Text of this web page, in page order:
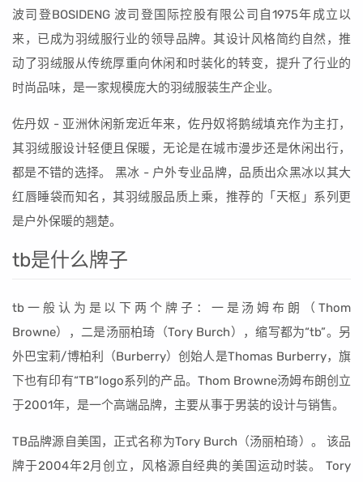
波司登BOSIDENG 波司登国际控股有限公司自1975年成立以
来，已成为羽绒服行业的领导品牌。其设计风格简约自然，推
动了羽绒服从传统厚重向休闲和时装化的转变，提升了行业的
时尚品味，是一家规模庞大的羽绒服装生产企业。
佐丹奴 - 亚洲休闲新宠近年来，佐丹奴将鹅绒填充作为主打，
其羽绒服设计轻便且保暖，无论是在城市漫步还是休闲出行，
都是不错的选择。 黑冰 - 户外专业品牌，品质出众黑冰以其大
红唇睡袋而知名，其羽绒服品质上乘，推荐的「天枢」系列更
是户外保暖的翘楚。
tb是什么牌子
tb一般认为是以下两个牌子：一是汤姆布朗（Thom
Browne），二是汤丽柏琦（Tory Burch），缩写都为“tb”。另
外巴宝莉/博柏利（Burberry）创始人是Thomas Burberry，旗
下也有印有“TB”logo系列的产品。Thom Browne汤姆布朗创立
于2001年，是一个高端品牌，主要从事于男装的设计与销售。
TB品牌源自美国，正式名称为Tory Burch（汤丽柏琦）。 该品
牌于2004年2月创立，风格源自经典的美国运动时装。 Tory